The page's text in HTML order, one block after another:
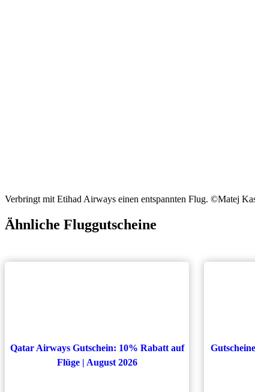
Verbringt mit Etihad Airways einen entspannten Flug. ©Matej
Ähnliche Fluggutscheine
Qatar Airways Gutschein: 10% Rabatt auf
Flüge | August 2026